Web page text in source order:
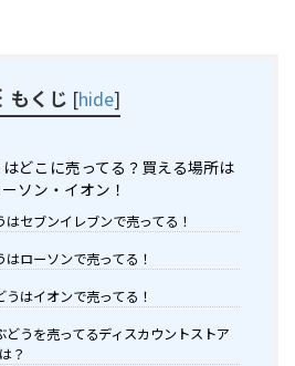
もくじ [hide]
どこに売ってる？買える場所は
ソン・イオン！
セブンイレブンで売ってる！
ローソンで売ってる！
はイオンで売ってる！
うを売ってるディスカウントストア
？